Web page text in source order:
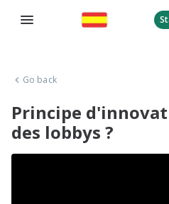
Go back
Principe
des lobbys ?